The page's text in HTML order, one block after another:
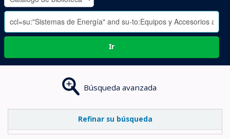
-
Ir
Búsqueda avanzada
Refinar su búsqueda